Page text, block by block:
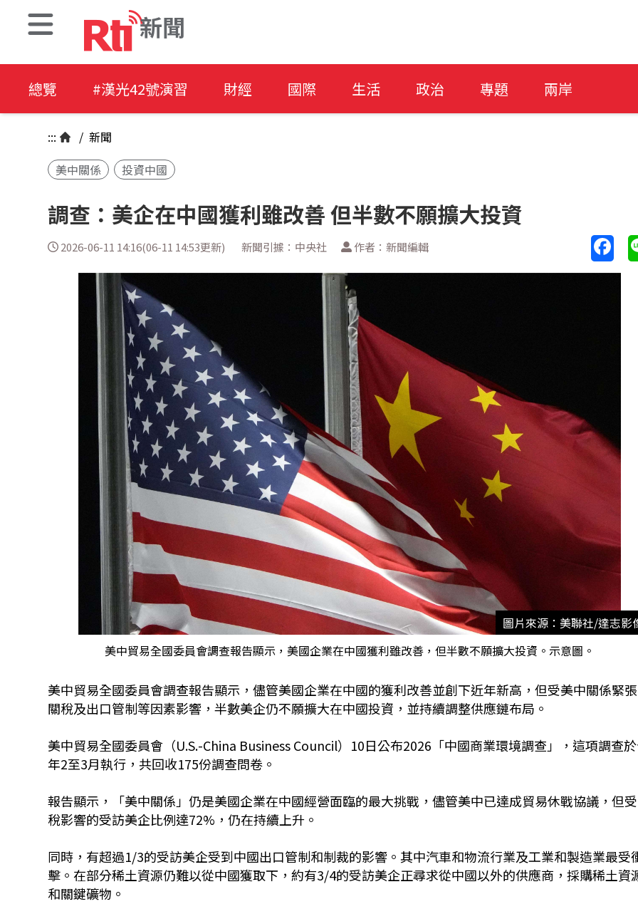
新聞
總覽 #漢光42號演習 財經 國際 生活 政治 專題 兩岸
::: / 新聞
美中關係
投資中國
調查：美企在中國獲利雖改善 但半數不願擴大投資
2026-06-11 14:16(06-11 14:53更新) 新聞引據：中央社 作者：新聞編輯
圖片來源：美聯社/達志影
美中貿易全國委員會調查報告顯示，美國企業在中國獲利雖改善，但半數不願擴大投資。示意圖。
美中貿易全國委員會調查報告顯示，儘管美國企業在中國的獲利改善並創下近年新高，但受美中關係緊
關稅及出口管制等因素影響，半數美企仍不願擴大在中國投資，並持續調整供應鏈布局。
美中貿易全國委員會（U.S.-China Business Council）10日公布2026「中國商業環境調查」，這項調查
年2至3月執行，共回收175份調查問卷。
報告顯示，「美中關係」仍是美國企業在中國經營面臨的最大挑戰，儘管美中已達成貿易休戰協議，但
稅影響的受訪美企比例達72%，仍在持續上升。
同時，有超過1/3的受訪美企受到中國出口管制和制裁的影響。其中汽車和物流行業及工業和製造業最受
擊。在部分稀土資源仍難以從中國獲取下，約有3/4的受訪美企正尋求從中國以外的供應商，採購稀土資
和關鍵礦物。